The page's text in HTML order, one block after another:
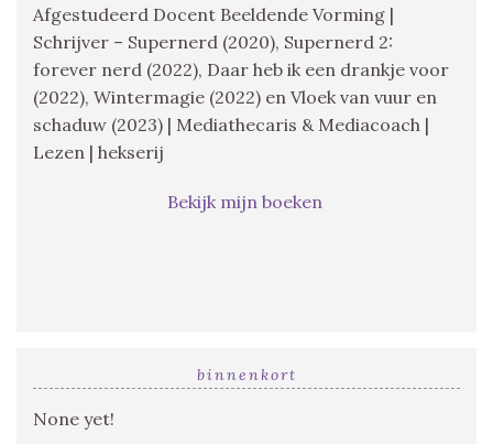
Afgestudeerd Docent Beeldende Vorming |
Schrijver – Supernerd (2020), Supernerd 2:
forever nerd (2022), Daar heb ik een drankje voor
(2022), Wintermagie (2022) en Vloek van vuur en
schaduw (2023) | Mediathecaris & Mediacoach |
Lezen | hekserij
Bekijk mijn boeken
binnenkort
None yet!